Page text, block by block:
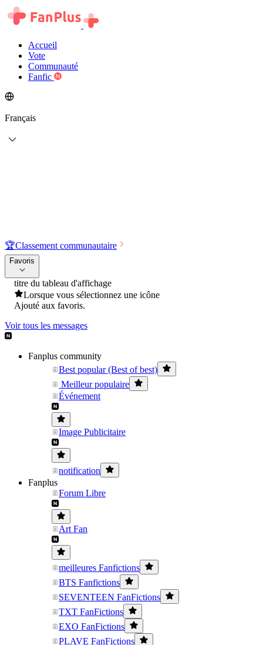
Accueil
Vote
Communauté
Fanfic
Français
🏆Classement communautaire
Favoris
titre du tableau d'affichage
Lorsque vous sélectionnez une icône
Ajouté aux favoris.
Voir tous les messages
Fanplus community
Best popular (Best of best)
Meilleur populaire
Événement
Image Publicitaire
notification
Fanplus
Forum Libre
Art Fan
meilleures Fanfictions
BTS Fanfictions
SEVENTEEN FanFictions
TXT FanFictions
EXO FanFictions
PLAVE FanFictions